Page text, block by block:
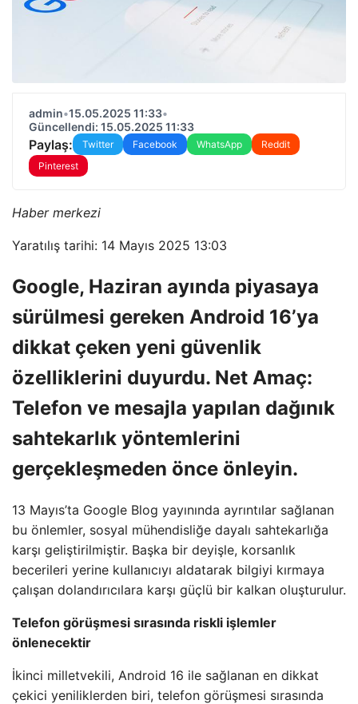
admin•15.05.2025 11:33•
Güncellendi: 15.05.2025 11:33
Paylaş: Twitter Facebook WhatsApp
Reddit
Pinterest
Haber merkezi
Yaratılış tarihi: 14 Mayıs 2025 13:03
Google, Haziran ayında piyasaya
sürülmesi gereken Android 16’ya
dikkat çeken yeni güvenlik
özelliklerini duyurdu. Net Amaç:
Telefon ve mesajla yapılan dağınık
sahtekarlık yöntemlerini
gerçekleşmeden önce önleyin.
13 Mayıs’ta Google Blog yayınında ayrıntılar sağlanan
bu önlemler, sosyal mühendisliğe dayalı sahtekarlığa
karşı geliştirilmiştir. Başka bir deyişle, korsanlık
becerileri yerine kullanıcıyı aldatarak bilgiyi kırmaya
çalışan dolandırıcılara karşı güçlü bir kalkan oluşturulur.
Telefon görüşmesi sırasında riskli işlemler
önlenecektir
İkinci milletvekili, Android 16 ile sağlanan en dikkat
çekici yeniliklerden biri, telefon görüşmesi sırasında